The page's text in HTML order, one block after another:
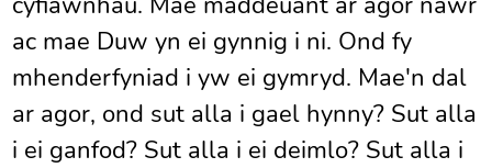
ac mae Duw yn ei gynnig i ni. Ond fy
mhenderfyniad i yw ei gymryd. Mae'n dal
ar agor, ond sut alla i gael hynny? Sut alla
i ei ganfod? Sut alla i ei deimlo? Sut alla i